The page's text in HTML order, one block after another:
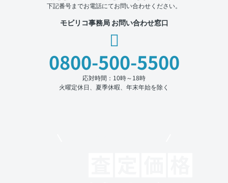
下記番号までお電話にてお問い合わせください。
モビリコ事務局 お問い合わせ窓口
0800-500-5500
応対時間：10時～18時
火曜定休日、夏季休暇、年末年始を除く